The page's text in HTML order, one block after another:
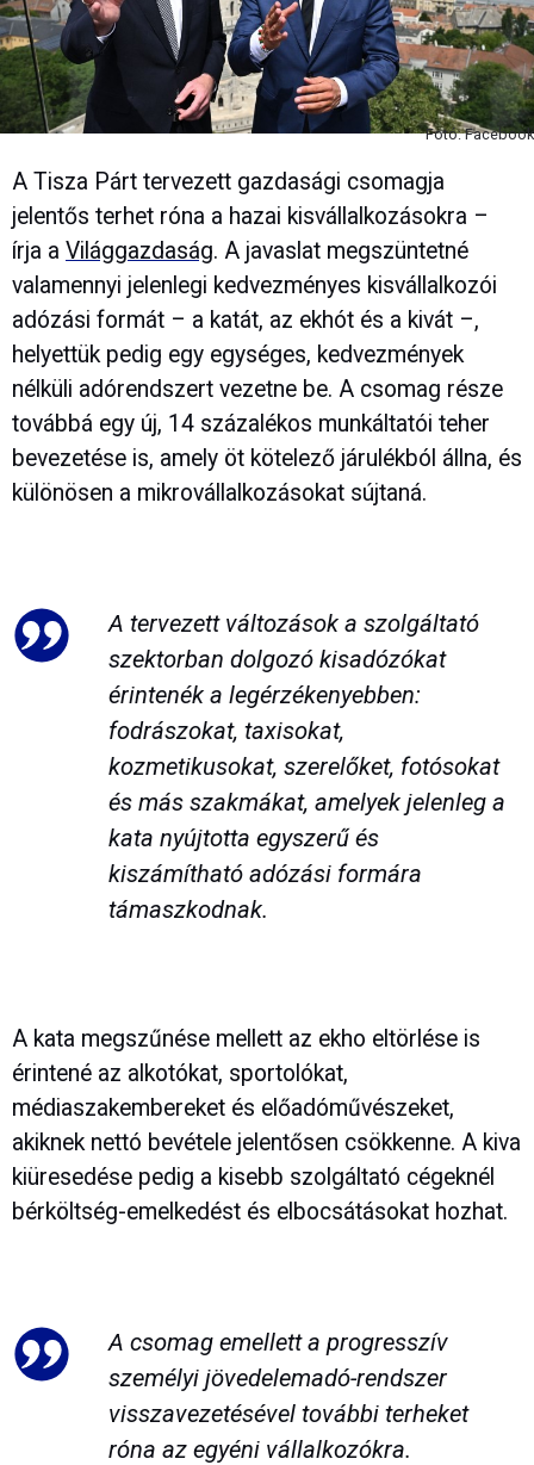
Fotó: Facebook
A Tisza Párt tervezett gazdasági csomagja
jelentős terhet róna a hazai kisvállalkozásokra –
írja a Világgazdaság. A javaslat megszüntetné
valamennyi jelenlegi kedvezményes kisvállalkozói
adózási formát – a katát, az ekhót és a kivát –,
helyettük pedig egy egységes, kedvezmények
nélküli adórendszert vezetne be. A csomag része
továbbá egy új, 14 százalékos munkáltatói teher
bevezetése is, amely öt kötelező járulékból állna, és
különösen a mikrovállalkozásokat sújtaná.
A tervezett változások a szolgáltató
szektorban dolgozó kisadózókat
érintenék a legérzékenyebben:
fodrászokat, taxisokat,
kozmetikusokat, szerelőket, fotósokat
és más szakmákat, amelyek jelenleg a
kata nyújtotta egyszerű és
kiszámítható adózási formára
támaszkodnak.
A kata megszűnése mellett az ekho eltörlése is
érintené az alkotókat, sportolókat,
médiaszakembereket és előadóművészeket,
akiknek nettó bevétele jelentősen csökkenne. A kiva
kiüresedése pedig a kisebb szolgáltató cégeknél
bérköltség-emelkedést és elbocsátásokat hozhat.
A csomag emellett a progresszív
személyi jövedelemadó-rendszer
visszavezetésével további terheket
róna az egyéni vállalkozókra.